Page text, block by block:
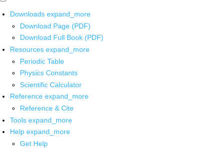
Downloads expand_more
Download Page (PDF)
Download Full Book (PDF)
Resources expand_more
Periodic Table
Physics Constants
Scientific Calculator
Reference expand_more
Reference & Cite
Tools expand_more
Help expand_more
Get Help